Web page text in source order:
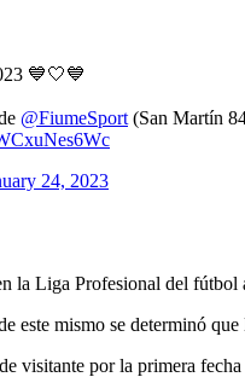
💙🤍💙
@FiumeSport (San Martín
24, 2023
la Liga Profesional del fútbol
este mismo se determinó
visitante por la primera